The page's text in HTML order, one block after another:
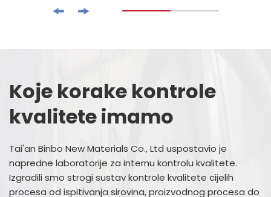
Koje korake kontrole
kvalitete imamo
Tai'an Binbo New Materials Co., Ltd uspostavio je
napredne laboratorije za internu kontrolu kvalitete.
Izgradili smo strogi sustav kontrole kvalitete cijelih
procesa od ispitivanja sirovina, proizvodnog procesa do